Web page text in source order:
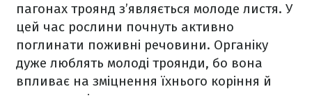
пагонах троянд з’являється молоде листя. У
цей час рослини почнуть активно
поглинати поживні речовини. Органіку
дуже люблять молоді троянди, бо вона
впливає на зміцнення їхнього коріння й